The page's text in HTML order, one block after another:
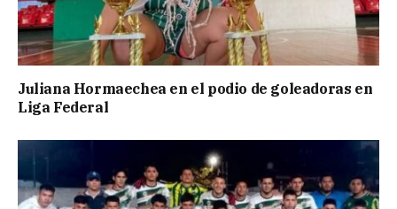
Juliana Hormaechea en el podio de goleadoras en
Liga Federal